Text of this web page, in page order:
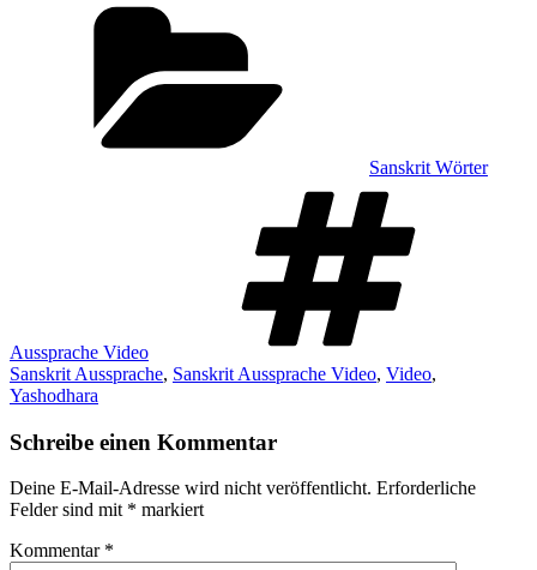
Sanskrit Wörter
Aussprache Video
Sanskrit Aussprache, Sanskrit Aussprache Video, Video,
Yashodhara
Schreibe einen Kommentar
Deine E-Mail-Adresse wird nicht veröffentlicht. Erforderliche
Felder sind mit * markiert
Kommentar *